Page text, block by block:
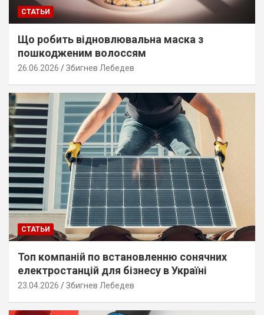
СТАТЬИ
Що робить відновлювальна маска з
пошкодженим волоссям
26.06.2026 Збигнев Лебедев
СТАТЬИ
Топ компаній по встановленню сонячних
електростанцій для бізнесу в Україні
23.04.2026 Збигнев Лебедев